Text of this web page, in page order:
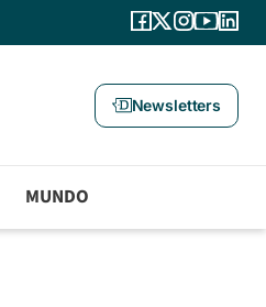
Newsletters
MUNDO